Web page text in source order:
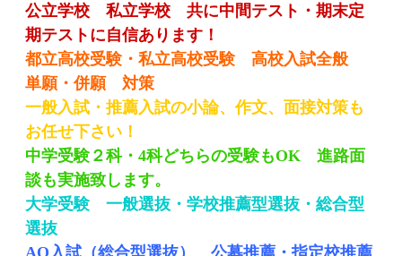
公立学校 私立学校 共に中間テスト・期末定
期テストに自信あります！
都立高校受験・私立高校受験 高校入試全般
単願・併願 対策
一般入試・推薦入試の小論、作文、面接対策も
お任せ下さい！
中学受験２科・4科どちらの受験もOK 進路面
談も実施致します。
大学受験 一般選抜・学校推薦型選抜・総合型
選抜
AO入試（総合型選抜） 公募推薦・指定校推薦